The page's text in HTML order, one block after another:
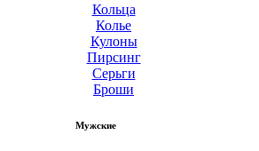
Кольца
Колье
Кулоны
Пирсинг
Серьги
Броши
Мужские